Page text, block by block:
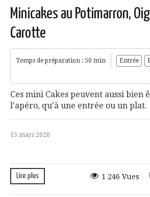
Minicakes au Potimarron,
Carotte
Temps de préparation : 50 min Entrée
Ces mini Cakes peuvent aussi bien
l'apéro, qu'à une entrée ou un plat.
15 mars 2020
Lire plus 1 246 Vues